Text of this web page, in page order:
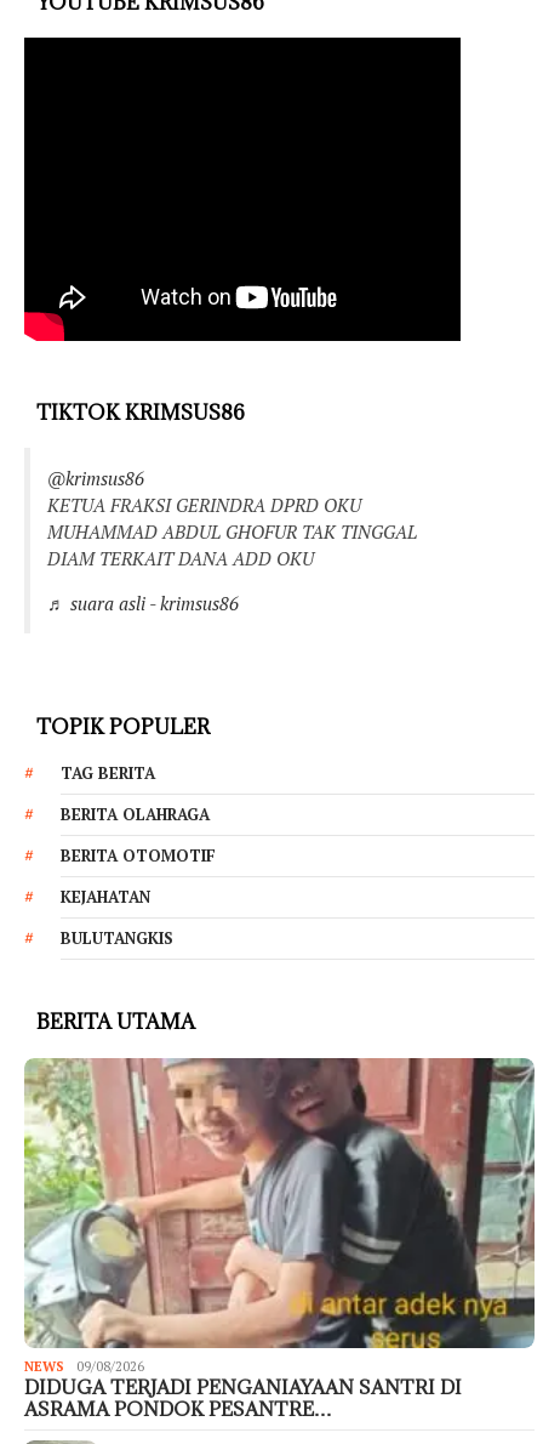
TIKTOK KRIMSUS86
@krimsus86
KETUA FRAKSI GERINDRA DPRD OKU
MUHAMMAD ABDUL GHOFUR TAK TINGGAL
DIAM TERKAIT DANA ADD OKU
♬ suara asli - krimsus86
TOPIK POPULER
TAG BERITA
BERITA OLAHRAGA
BERITA OTOMOTIF
KEJAHATAN
BULUTANGKIS
BERITA UTAMA
NEWS 09/08/2026
DIDUGA TERJADI PENGANIAYAAN SANTRI DI
ASRAMA PONDOK PESANTRE…